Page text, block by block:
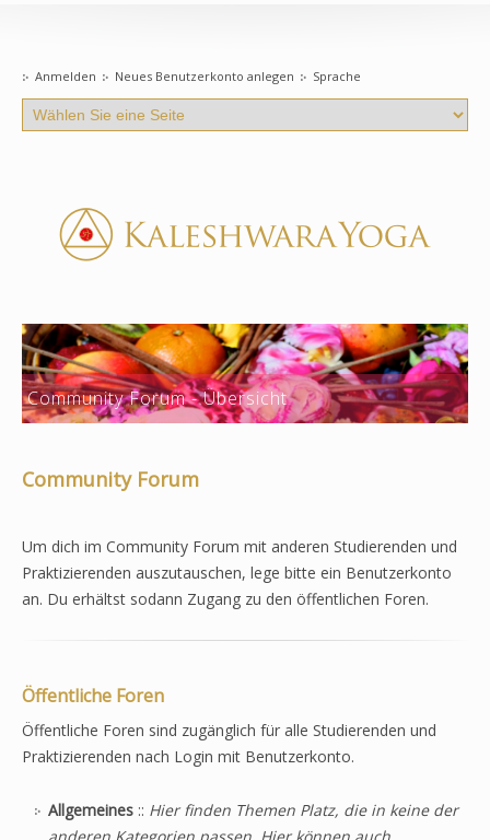
Anmelden Neues Benutzerkonto anlegen Sprache
Community Forum - Übersicht
Community Forum
Um dich im Community Forum mit anderen Studierenden und
Praktizierenden auszutauschen, lege bitte ein Benutzerkonto
an. Du erhältst sodann Zugang zu den öffentlichen Foren.
Öffentliche Foren
Öffentliche Foren sind zugänglich für alle Studierenden und
Praktizierenden nach Login mit Benutzerkonto.
Allgemeines :: Hier finden Themen Platz, die in keine der
anderen Kategorien passen. Hier können auch